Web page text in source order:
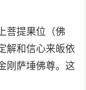
菩提果位（佛
解和信心来皈依
刚萨埵佛尊。这